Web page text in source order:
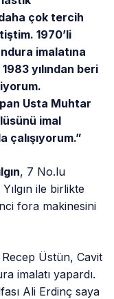
çok tercih
1970’li
imalatına
yılından beri
Usta Muhtar
imal
çalışıyorum.”
, 7 No.lu
ile birlikte
fora makinesini
Üstün, Cavit
imalatı yapardı.
Ali Erdinç saya